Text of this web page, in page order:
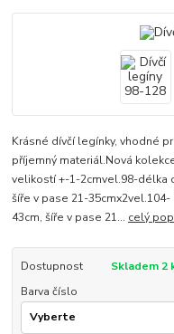
Krásné dívčí legínky, vhodné
příjemný materiál.Nová
velikostí +-1-2cmvel.98-délka
šíře v pase 21-
43cm, šíře v pase 21... celý
Dostupnost
Skladem 2
Barva číslo